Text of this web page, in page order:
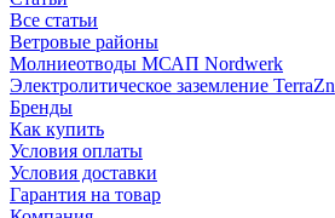
Все статьи
Ветровые районы
Молниеотводы МСАП Nordwerk
Электролитическое заземление TerraZn
Бренды
Как купить
Условия оплаты
Условия доставки
Гарантия на товар